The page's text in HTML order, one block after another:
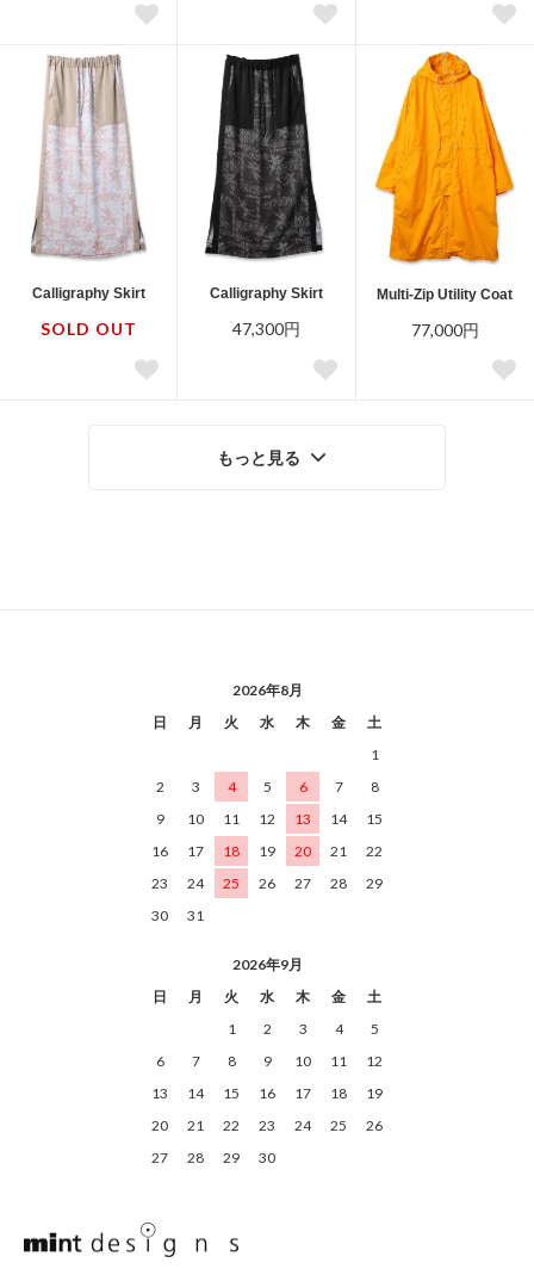
Calligraphy Skirt
SOLD OUT
Calligraphy Skirt
47,300円
Multi-Zip Utility Coat
77,000円
もっと見る
2026年8月
日
月 火 水 木 金
土
1
2
3 4 5 6 7
8
9
10 11 12 13 14
15
16
17 18 19 20 21
22
23
24 25 26 27 28
29
30
31
2026年9月
日
月 火 水 木 金
土
1
2 3 4
5
6
7 8 9 10 11
12
13
14 15 16 17 18
19
20
21 22 23 24 25
26
27
28 29 30